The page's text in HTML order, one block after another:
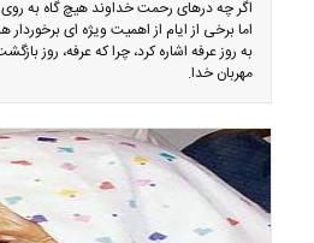
اگر چه درهای رحمت خداوند هیچ گاه به
اما برخی از ایام از اهمیت ویژه ای
به روز عرفه اشاره کرد، چرا که عرفه، روز
مهربان خدا.